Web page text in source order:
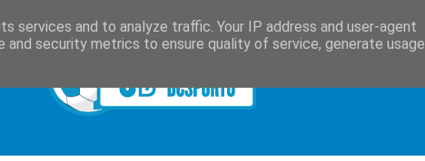
services and to analyze traffic. Your IP address and user-agent
and security metrics to ensure quality of service, generate usage